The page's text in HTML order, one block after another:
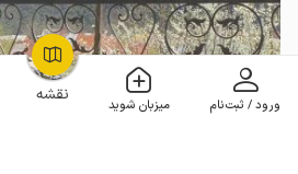
نقشه ورود / ثبت‌نام میزبان شوید
OpenStreetMap